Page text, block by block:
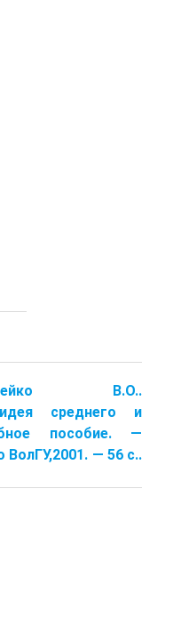
В.О..
идея среднего и
пособие. —
ВолГУ,2001. — 56 с..